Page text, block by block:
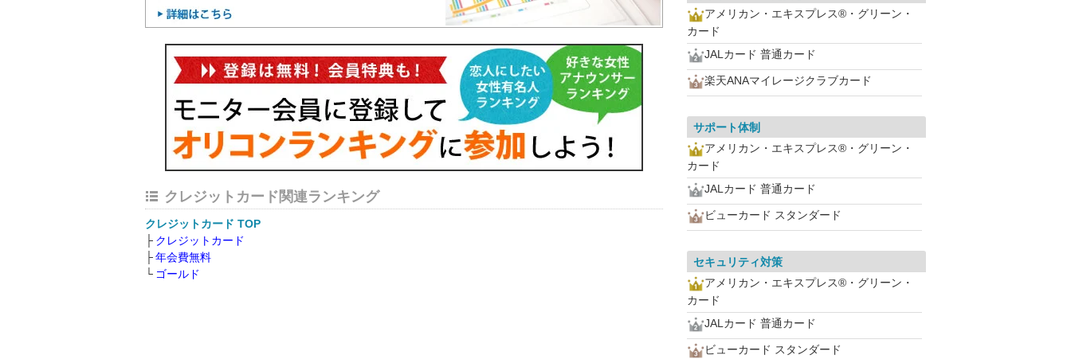
クレジットカード関連ランキング
クレジットカード TOP
クレジットカード
年会費無料
ゴールド
アメリカン・エキスプレス®・グリーン・
カード
JALカード 普通カード
楽天ANAマイレージクラブカード
サポート体制
アメリカン・エキスプレス®・グリーン・
カード
JALカード 普通カード
ビューカード スタンダード
セキュリティ対策
アメリカン・エキスプレス®・グリーン・
カード
JALカード 普通カード
ビューカード スタンダード